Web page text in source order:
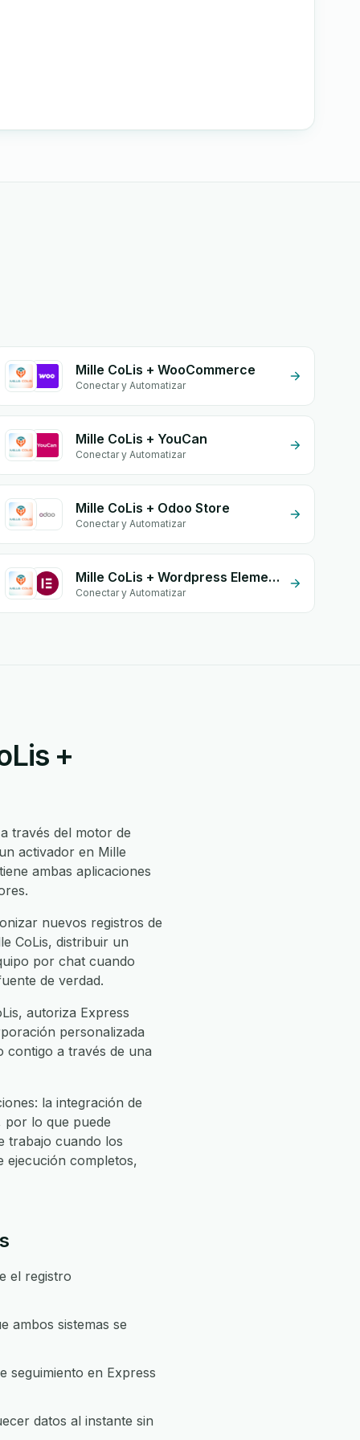
Mille CoLis + WooCommerce
Conectar y Automatizar
Mille CoLis + YouCan
Conectar y Automatizar
Mille CoLis + Odoo Store
Conectar y Automatizar
Mille CoLis + Wordpress Elementor
Conectar y Automatizar
+
través del motor de
activador en Mille
ambas aplicaciones
nuevos registros de
CoLis, distribuir un
por chat cuando
de verdad.
autoriza Express
personalizada
contigo a través de una
la integración de
por lo que puede
trabajo cuando los
ejecución completos,
el registro
ambos sistemas se
seguimiento en Express
datos al instante sin